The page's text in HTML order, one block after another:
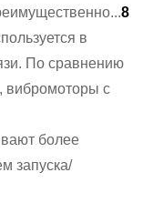
8
в
По сравнению
вибромоторы с
более
запуска/